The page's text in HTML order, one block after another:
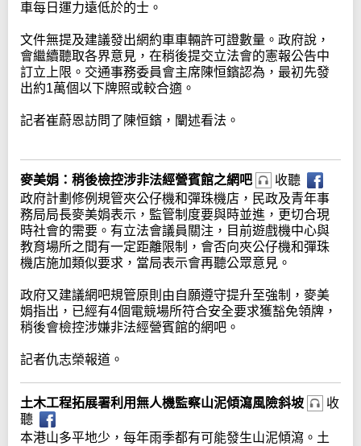
車每日運力遠低於的士。
文件無提及建議發出網約車車輛許可證數量。政府說，
會繼續聽取各界意見，在稍後提交立法會的憲報公告中
訂立上限。交通事務委員會主席陳恒鑌認為，最初先發
出約1萬個以下牌照或較合適。
記者崔蔚恩訪問了陳恒鑌，闡述看法。
麥美娟：稍後檢控涉非法經營賓館之網吧
收聽
政府計劃修例規管夾公仔機和彈珠機店，民政及青年事
務局局長麥美娟表示，監管制度要與時並進，更切合現
時社會的需要。有立法會議員關注，目前遊戲機中心與
教育場所之間有一定距離限制，會否向夾公仔機和彈珠
機店施加類似要求，當局表示會再聽公眾意見。
政府又建議網吧規管原則由自願遵守提升至強制，麥美
娟指出，已經有4個電競場所符合安全要求獲豁免領牌，
稍後會檢控涉嫌非法經營賓館的網吧。
記者仇志榮報道。
土木工程拓展署利用無人機監察山泥傾瀉風險斜坡
收
聽
本港山多平地少，每年雨季都有可能發生山泥傾瀉。土